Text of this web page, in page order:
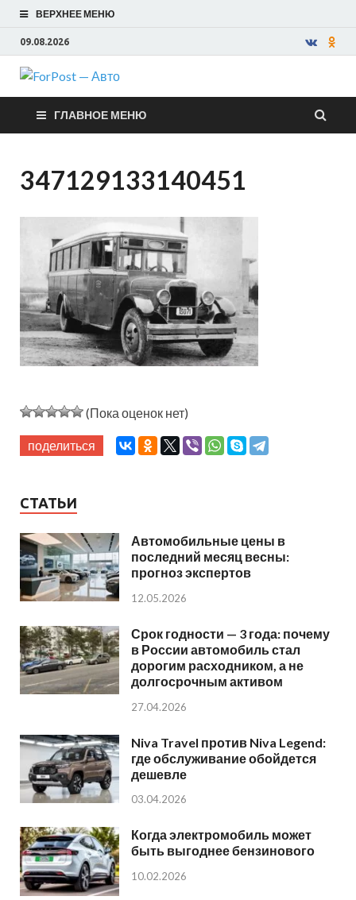
ВЕРХНЕЕ МЕНЮ
09.08.2026
ForPost —
Авто
ГЛАВНОЕ МЕНЮ
347129133140451
(Пока оценок нет)
поделиться
СТАТЬИ
Автомобильные цены в
последний месяц весны:
прогноз экспертов
12.05.2026
Срок годности — 3 года: почему
в России автомобиль стал
дорогим расходником, а не
долгосрочным активом
27.04.2026
Niva Travel против Niva Legend:
где обслуживание обойдется
дешевле
03.04.2026
Когда электромобиль может
быть выгоднее бензинового
10.02.2026